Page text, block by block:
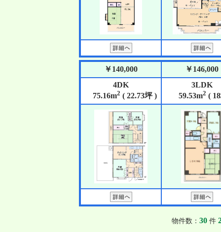
￥140,000
￥146,000
4DK
75.16m2 ( 22.73坪 )
3LDK
59.53m2 (
物件数： 30 件